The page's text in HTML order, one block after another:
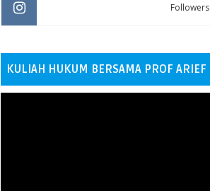
Followers
KULIAH HUKUM BERSAMA PROF ARIEF